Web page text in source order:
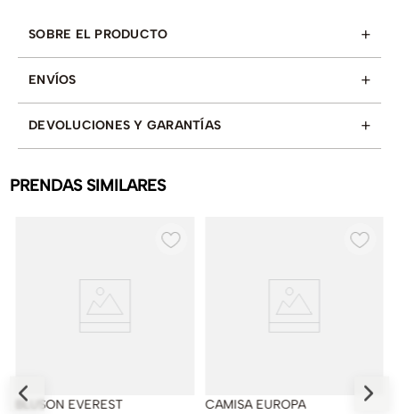
SOBRE EL PRODUCTO +
ENVÍOS +
DEVOLUCIONES Y GARANTÍAS +
PRENDAS SIMILARES
BLUSON EVEREST
CAMISA EUROPA